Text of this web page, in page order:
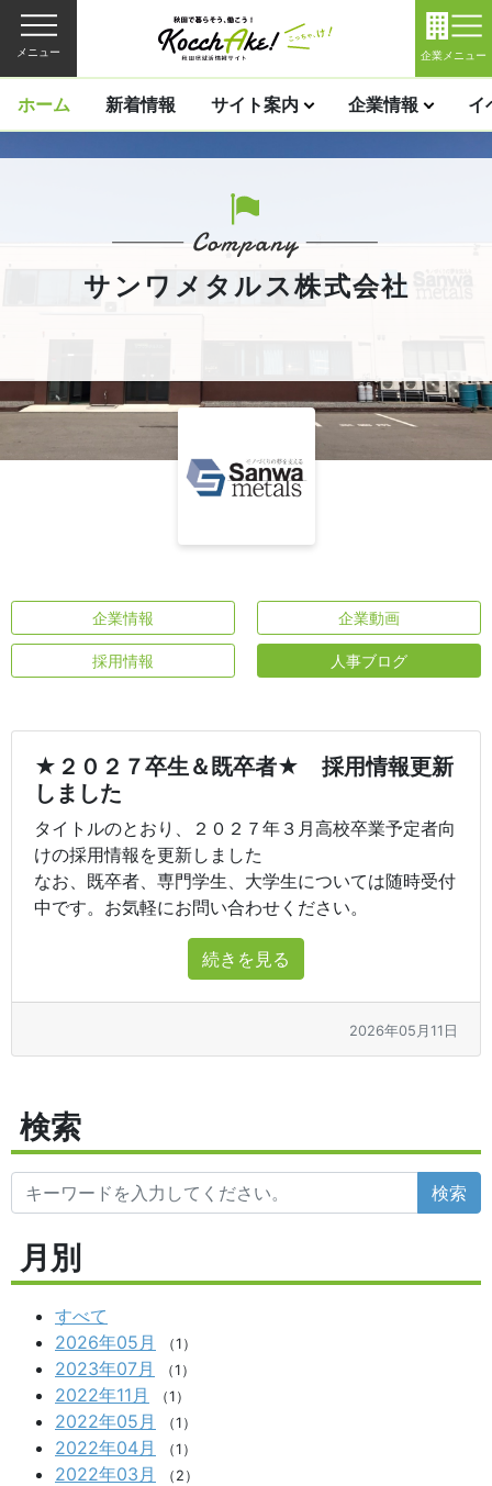
メニュー 企業メニュー
ホーム 新着情報 サイト案内 企業情報 イ
サンワメタルス株式会社
企業情報 企業動画
採用情報 人事ブログ
★２０２７卒生＆既卒者★ 採用情報更新
しました
タイトルのとおり、２０２７年３月高校卒業予定者向
けの採用情報を更新しました
なお、既卒者、専門学生、大学生については随時受付
中です。お気軽にお問い合わせください。
続きを見る
2026年05月11日
検索
検索
月別
すべて
2026年05月
（1）
2023年07月 （1）
2022年11月 （1）
2022年05月 （1）
2022年04月 （1）
2022年03月 （2）